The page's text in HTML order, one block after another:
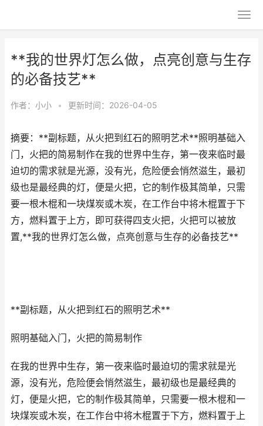
**我的世界灯怎么做，点亮创意与生存
的必备技艺**
作者： 小小 • 更新时间：2026-04-05
摘要：**副标题，从火把到红石的照明艺术**照明基础入
门，火把的简易制作在我的世界中生存，第一夜来临时最
迫切的需求就是光源，没有光，危险便会悄然滋生，最初
级也是最经典的灯，便是火把，它的制作极其简单，只需
要一根木棍和一块煤炭或木炭，在工作台中将木棍置于下
方，燃料置于上方，即可获得四支火把，火把可以被放
置,**我的世界灯怎么做，点亮创意与生存的必备技艺**
**副标题，从火把到红石的照明艺术**
照明基础入门，火把的简易制作
在我的世界中生存，第一夜来临时最迫切的需求就是光
源，没有光，危险便会悄然滋生，最初级也是最经典的
灯，便是火把，它的制作极其简单，只需要一根木棍和一
块煤炭或木炭，在工作台中将木棍置于下方，燃料置于上